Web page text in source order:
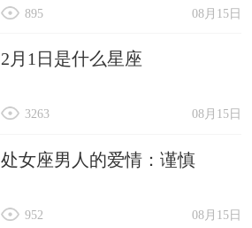
08月15日
895
2月1日是什么星座
08月15日
3263
处女座男人的爱情：谨慎
08月15日
952